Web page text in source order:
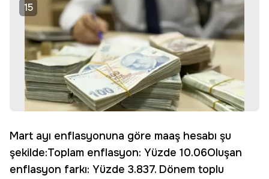
15
Mart ayı enflasyonuna göre maaş hesabı şu
şekilde:Toplam enflasyon: Yüzde 10.06Oluşan
enflasyon farkı: Yüzde 3.837. Dönem toplu